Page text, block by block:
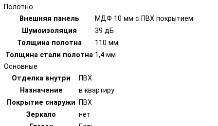
Полотно
Внешняя панель
МДФ 10 мм с ПВХ покрытием
Шумоизоляция
39 дБ
Толщина полотна
110 мм
Толщина стали полотна 1,4 мм
Основные
Отделка внутри
ПВХ
Назначение
в квартиру
Покрытие снаружи ПВХ
Зеркало
нет